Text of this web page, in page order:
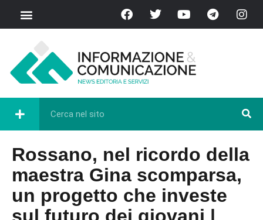
Rossano, nel ricordo della
maestra Gina scomparsa,
un progetto che investe
sul futuro dei giovani |